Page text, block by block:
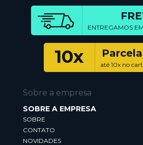
ENTREGAMOS EM
10x até 10x no
Sobre a empresa
SOBRE A EMPRESA
SOBRE
CONTATO
NOVIDADES